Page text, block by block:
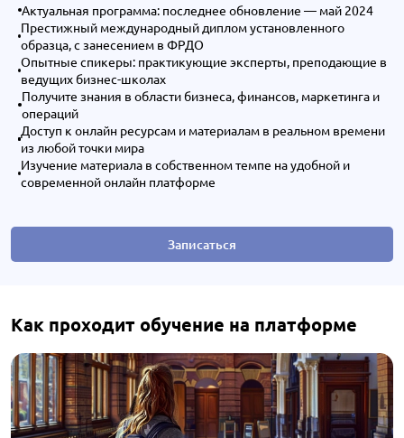
Актуальная программа: последнее обновление — май 2024
Престижный международный диплом установленного
образца, с занесением в ФРДО
Опытные спикеры: практикующие эксперты, преподающие в
ведущих бизнес-школах
Получите знания в области бизнеса, финансов, маркетинга и
операций
Доступ к онлайн ресурсам и материалам в реальном времени
из любой точки мира
Изучение материала в собственном темпе на удобной и
современной онлайн платформе
Записаться
Как проходит обучение на платформе